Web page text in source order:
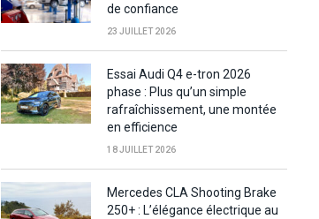
de confiance
23 JUILLET 2026
Essai Audi Q4 e-tron 2026
phase : Plus qu’un simple
rafraîchissement, une montée
en efficience
18 JUILLET 2026
Mercedes CLA Shooting Brake
250+ : L’élégance électrique au